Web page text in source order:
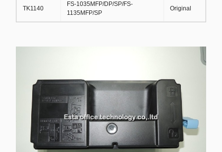
TK1140
FS-1035MFP/DP/SP/FS-
1135MFP/SP
Original